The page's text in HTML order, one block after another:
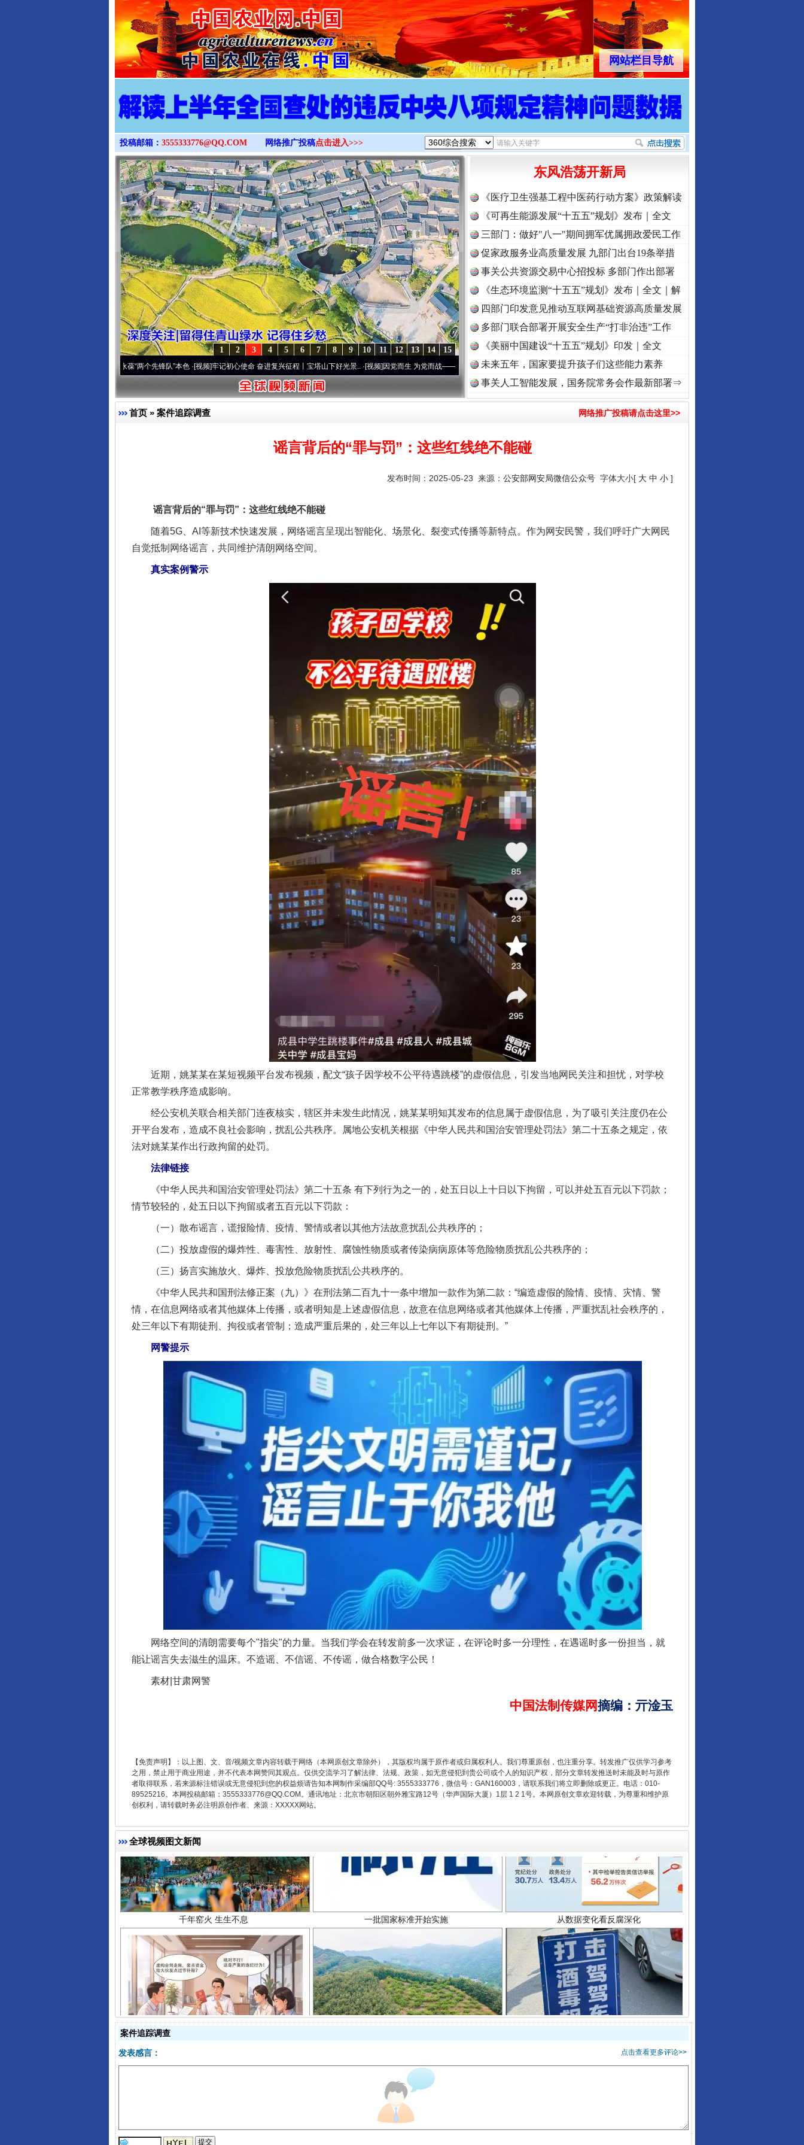
>
网站栏目导航
投稿邮箱： 3555333776@QQ.COM 网络推广投稿点击进入>>>
15
14
13
12
11
10
9
8
7
6
5
4
3
2
1
永葆“两个先锋队”本色·[视频]牢记初心使命 奋进复兴征程丨宝塔山下好光景..·[视频]因党而生 为党而战——百年“纪”事⑧加强纪律..·[视频]牢记初心使命 奋进复兴征程丨“转折之城”激荡..·[视频]
东风浩荡开新局
《医疗卫生强基工程中医药行动方案》政策解读
《可再生能源发展“十五五”规划》发布｜全文
三部门：做好"八一"期间拥军优属拥政爱民工作
促家政服务业高质量发展 九部门出台19条举措
事关公共资源交易中心招投标 多部门作出部署
《生态环境监测“十五五”规划》发布｜全文｜解
读
四部门印发意见推动互联网基础资源高质量发展
多部门联合部署开展安全生产“打非治违”工作
《美丽中国建设“十五五”规划》印发｜全文
未来五年，国家要提升孩子们这些能力素养
事关人工智能发展，国务院常务会作最新部署⇒
首页 » 案件追踪调查 网络推广投稿请点击这里>>
谣言背后的“罪与罚”：这些红线绝不能碰
发布时间：2025-05-23 来源： 公安部网安局微信公众号 字体大小[ 大 中 小 ]
谣言背后的“罪与罚”：这些红线绝不能碰
随着5G、AI等新技术快速发展，网络谣言呈现出智能化、场景化、裂变式传播等新特点。作为网安民警，我们呼吁广大网民
自觉抵制网络谣言，共同维护清朗网络空间。
真实案例警示
近期，姚某某在某短视频平台发布视频，配文“孩子因学校不公平待遇跳楼”的虚假信息，引发当地网民关注和担忧，对学校
正常教学秩序造成影响。
经公安机关联合相关部门连夜核实，辖区并未发生此情况，姚某某明知其发布的信息属于虚假信息，为了吸引关注度仍在公
开平台发布，造成不良社会影响，扰乱公共秩序。属地公安机关根据《中华人民共和国治安管理处罚法》第二十五条之规定，依
法对姚某某作出行政拘留的处罚。
法律链接
《中华人民共和国治安管理处罚法》第二十五条 有下列行为之一的，处五日以上十日以下拘留，可以并处五百元以下罚款；
情节较轻的，处五日以下拘留或者五百元以下罚款：
（一）散布谣言，谎报险情、疫情、警情或者以其他方法故意扰乱公共秩序的；
（二）投放虚假的爆炸性、毒害性、放射性、腐蚀性物质或者传染病病原体等危险物质扰乱公共秩序的；
（三）扬言实施放火、爆炸、投放危险物质扰乱公共秩序的。
《中华人民共和国刑法修正案（九）》在刑法第二百九十一条中增加一款作为第二款：“编造虚假的险情、疫情、灾情、警
情，在信息网络或者其他媒体上传播，或者明知是上述虚假信息，故意在信息网络或者其他媒体上传播，严重扰乱社会秩序的，
处三年以下有期徒刑、拘役或者管制；造成严重后果的，处三年以上七年以下有期徒刑。”
网警提示
网络空间的清朗需要每个"指尖"的力量。当我们学会在转发前多一次求证，在评论时多一分理性，在遇谣时多一份担当，就
能让谣言失去滋生的温床。不造谣、不信谣、不传谣，做合格数字公民！
素材|甘肃网警
中国法制传媒网摘编 ： 亓淦玉
【免责声明】：以上图、文、音/视频文章内容转载于网络（本网原创文章除外），其版权均属于原作者或归属权利人。我们尊重原创，也注重分享。转发推广仅供学习参考
之用，禁止用于商业用途，并不代表本网赞同其观点。仅供交流学习了解法律、法规、政策，如无意侵犯到贵公司或个人的知识产权，部分文章转发推送时未能及时与原作
者取得联系，若来源标注错误或无意侵犯到您的权益烦请告知本网制作采编部QQ号: 3555333776，微信号：GAN160003，请联系我们将立即删除或更正。电话：010-
89525216。本网投稿邮箱：3555333776@QQ.COM。通讯地址：北京市朝阳区朝外雅宝路12号（华声国际大厦）1层 1 2 1号。本网原创文章欢迎转载，为尊重和维护原
创权利，请转载时务必注明原创作者、来源：XXXXX网站。
全球视频图文新闻
完善运行机制助力责任有效落实 一纸欠条伤亲情 巡回调解促和解.. 行业协会接连发公告
千年窑火 生生不息 一批国家标准开始实施 从数据变化看反腐深化
揭开“小金库”的免责幌子 以产业富民促振兴 酒驾未被当场查获能处罚吗
案件追踪调查
点击查看更多评论>>
发表感言：